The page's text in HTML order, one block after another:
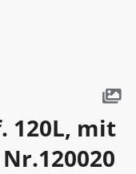
120L, mit